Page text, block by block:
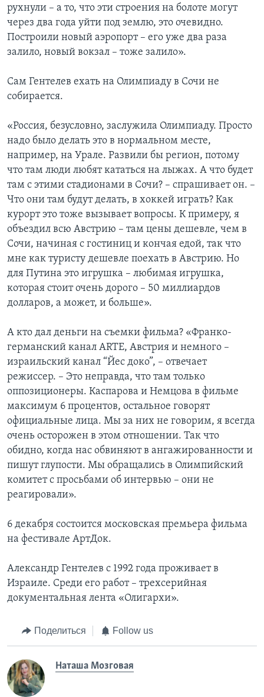
рухнули – а то, что эти строения на болоте могут
через два года уйти под землю, это очевидно.
Построили новый аэропорт – его уже два раза
залило, новый вокзал – тоже залило».
Сам Гентелев ехать на Олимпиаду в Сочи не
собирается.
«Россия, безусловно, заслужила Олимпиаду. Просто
надо было делать это в нормальном месте,
например, на Урале. Развили бы регион, потому
что там люди любят кататься на лыжах. А что будет
там с этими стадионами в Сочи? – спрашивает он. –
Что они там будут делать, в хоккей играть? Как
курорт это тоже вызывает вопросы. К примеру, я
объездил всю Австрию – там цены дешевле, чем в
Сочи, начиная с гостиниц и кончая едой, так что
мне как туристу дешевле поехать в Австрию. Но
для Путина это игрушка – любимая игрушка,
которая стоит очень дорого – 50 миллиардов
долларов, а может, и больше».
А кто дал деньги на съемки фильма? «Франко-
германский канал ARTE, Австрия и немного –
израильский канал “Йес доко”, – отвечает
режиссер. – Это неправда, что там только
оппозиционеры. Каспарова и Немцова в фильме
максимум 6 процентов, остальное говорят
официальные лица. Мы за них не говорим, я всегда
очень осторожен в этом отношении. Так что
обидно, когда нас обвиняют в ангажированности и
пишут глупости. Мы обращались в Олимпийский
комитет с просьбами об интервью – они не
реагировали».
6 декабря состоится московская премьера фильма
на фестивале АртДок.
Александр Гентелев с 1992 года проживает в
Израиле. Среди его работ – трехсерийная
документальная лента «Олигархи».
Поделиться Follow us
Наташа Мозговая